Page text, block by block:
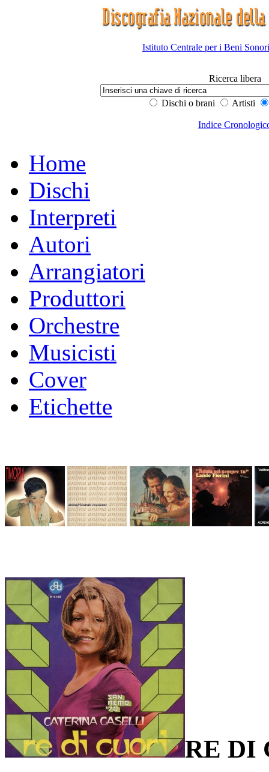
Istituto Centrale per i Beni
Ricerca libera
Dischi o brani Artisti
Indice
Home
Dischi
Interpreti
Autori
Arrangiatori
Produttori
Orchestre
Musicisti
Cover
Etichette
RE DI